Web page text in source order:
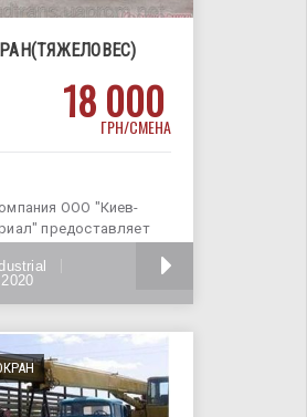
18 000
ГРН/СМЕНА
ООО "Киев-
предоставляет